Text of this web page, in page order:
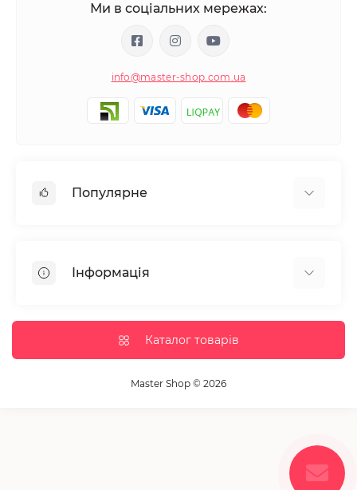
Ми в соціальних мережах:
info@master-shop.com.ua
Популярне
Парафінотерапія
Вії та брови
Дезінфекція та стерилізація
Пензлики і набори для макіяжу
Інформація
Доставка та оплата
Корисні статті
Каталог товарів
Master Shop © 2026